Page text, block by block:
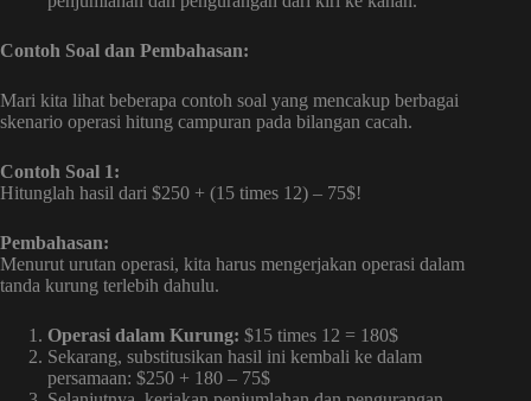
Contoh Soal dan Pembahasan:
Mari kita lihat beberapa contoh soal yang mencakup berbagai
skenario operasi hitung campuran pada bilangan cacah.
Contoh Soal 1:
Hitunglah hasil dari $250 + (15 times 12) – 75$!
Pembahasan:
Menurut urutan operasi, kita harus mengerjakan operasi dalam
tanda kurung terlebih dahulu.
Operasi dalam Kurung: $15 times 12 = 180$
Sekarang, substitusikan hasil ini kembali ke dalam
persamaan: $250 + 180 – 75$